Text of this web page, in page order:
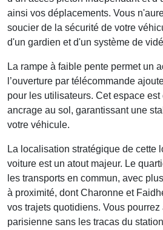
ainsi vos déplacements. Vous
soucier de la sécurité de votre
d'un gardien et d'un système de
La rampe à faible pente permet un
l’ouverture par télécommande
pour les utilisateurs. Cet espace est
ancrage au sol , garantissant une
votre véhicule.
La localisation stratégique de cette
voiture est un atout majeur. Le
les transports en commun, avec
à proximité, dontCharonne et
vos trajets quotidiens. Vous
parisienne sans les tracas du